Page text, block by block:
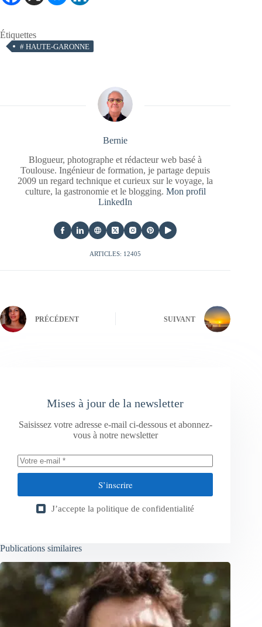
Étiquettes
# HAUTE-GARONNE
Bernie
Blogueur, photographe et rédacteur web basé à
Toulouse. Ingénieur de formation, je partage depuis
2009 un regard technique et curieux sur le voyage, la
culture, la gastronomie et le blogging. Mon profil
LinkedIn
ARTICLES: 12405
PRÉCÉDENT SUIVANT
Mises à jour de la newsletter
Saisissez votre adresse e-mail ci-dessous et abonnez-
vous à notre newsletter
S’inscrire
J’accepte la politique de confidentialité
Publications similaires